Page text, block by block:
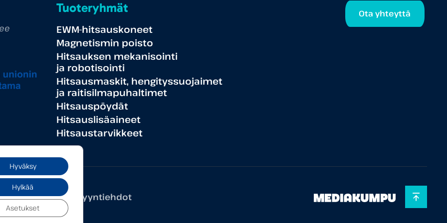
Tuoteryhmät
EWM-hitsauskoneet
Magnetismin poisto
Hitsauksen mekanisointi
ja robotisointi
Hitsausmaskit, hengityssuojaimet
ja raitisilmapuhaltimet
Hitsauspöydät
Hitsauslisäaineet
Hitsaustarvikkeet
Ota yhteyttä
Yleiset myyntiehdot
Hyväksy
Hylkää
Asetukset